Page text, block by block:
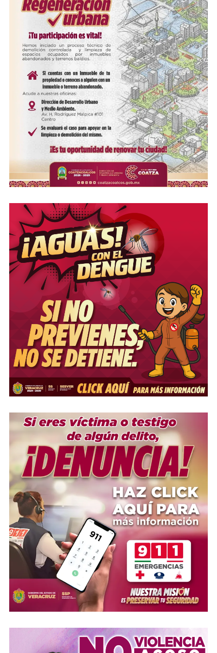
COMPARTE ESTA INFORMACIÓN
RELATED TOPICS: FIRMAS
UP NEXT
Reconoce Rocío Nahle vocación y entrega del
magisterio veracruzano en su día
Más de mil 500 participantes darán vida al desfile
inaugural de Yolpaki, corazón alegre
COMPARTE ESTA INFORMACIÓN